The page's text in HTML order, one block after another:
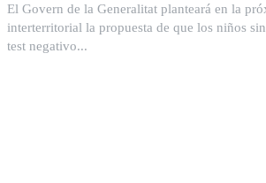
El Govern de la Generalitat planteará en la
interterritorial la propuesta de que los niños
test negativo...